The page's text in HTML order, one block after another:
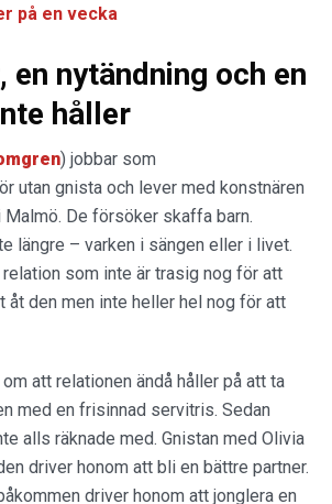
på en vecka
en nytändning och en
håller
) jobbar som
utan gnista och lever med konstnären
Malmö. De försöker skaffa barn.
längre – varken i sängen eller i livet.
som inte är trasig nog för att
åt den men inte heller hel nog för att
att relationen ändå håller på att ta
med en frisinnad servitris. Sedan
alls räknade med. Gnistan med Olivia
driver honom att bli en bättre partner.
driver honom att jonglera en